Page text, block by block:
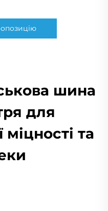
шина
для
та